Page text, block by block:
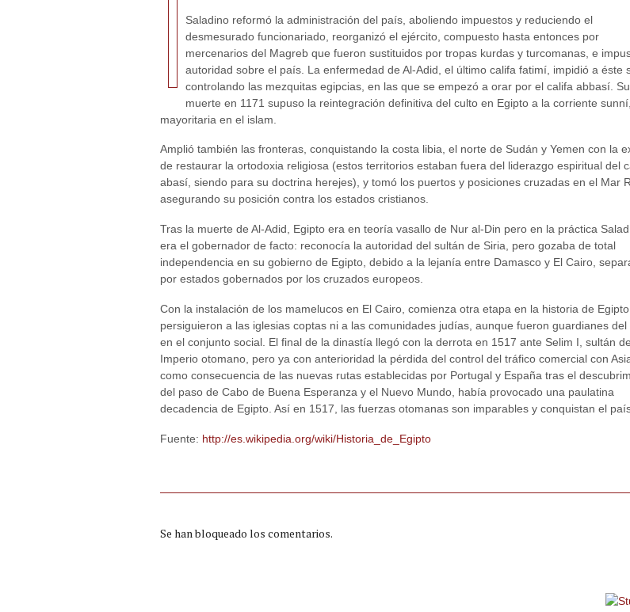
Saladino reformó la administración del país, aboliendo impuestos y reduciendo el
desmesurado funcionariado, reorganizó el ejército, compuesto hasta entonces por
mercenarios del Magreb que fueron sustituidos por tropas kurdas y turcomanas, e
autoridad sobre el país. La enfermedad de Al-Adid, el último califa fatimí, impidió a éste
controlando las mezquitas egipcias, en las que se empezó a orar por el califa abbasí. Su
muerte en 1171 supuso la reintegración definitiva del culto en Egipto a la corriente sunní,
mayoritaria en el islam.
Amplió también las fronteras, conquistando la costa libia, el norte de Sudán y Yemen con la
de restaurar la ortodoxia religiosa (estos territorios estaban fuera del liderazgo espiritual del
abasí, siendo para su doctrina herejes), y tomó los puertos y posiciones cruzadas en el Mar
asegurando su posición contra los estados cristianos.
Tras la muerte de Al-Adid, Egipto era en teoría vasallo de Nur al-Din pero en la práctica
era el gobernador de facto: reconocía la autoridad del sultán de Siria, pero gozaba de total
independencia en su gobierno de Egipto, debido a la lejanía entre Damasco y El Cairo,
por estados gobernados por los cruzados europeos.
Con la instalación de los mamelucos en El Cairo, comienza otra etapa en la historia de
persiguieron a las iglesias coptas ni a las comunidades judías, aunque fueron guardianes del
en el conjunto social. El final de la dinastía llegó con la derrota en 1517 ante Selim I, sultán
Imperio otomano, pero ya con anterioridad la pérdida del control del tráfico comercial con
como consecuencia de las nuevas rutas establecidas por Portugal y España tras el
del paso de Cabo de Buena Esperanza y el Nuevo Mundo, había provocado una paulatina
decadencia de Egipto. Así en 1517, las fuerzas otomanas son imparables y conquistan el
Fuente: http://es.wikipedia.org/wiki/Historia_de_Egipto
Se han bloqueado los comentarios.